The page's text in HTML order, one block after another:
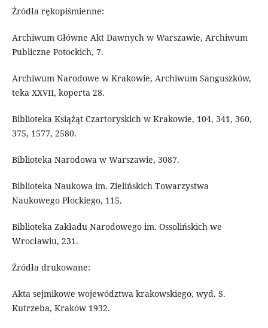
Źródła rękopiśmienne:
Archiwum Główne Akt Dawnych w Warszawie, Archiwum
Publiczne Potockich, 7.
Archiwum Narodowe w Krakowie, Archiwum Sanguszków,
teka XXVII, koperta 28.
Biblioteka Książąt Czartoryskich w Krakowie, 104, 341, 360,
375, 1577, 2580.
Biblioteka Narodowa w Warszawie, 3087.
Biblioteka Naukowa im. Zielińskich Towarzystwa
Naukowego Płockiego, 115.
Biblioteka Zakładu Narodowego im. Ossolińskich we
Wrocławiu, 231.
Źródła drukowane:
Akta sejmikowe województwa krakowskiego, wyd. S.
Kutrzeba, Kraków 1932.